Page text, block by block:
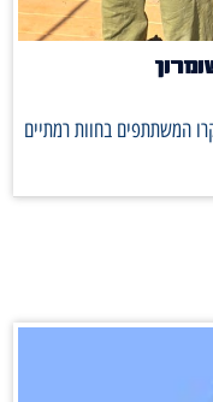
המשתתפים בחוות רמתיים